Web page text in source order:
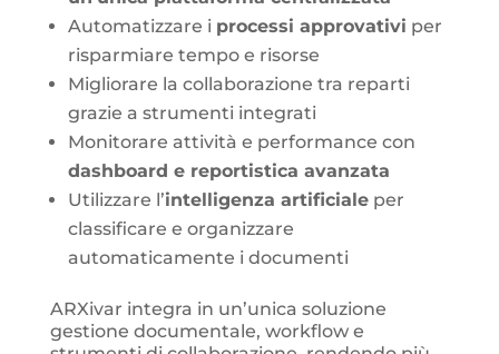
Automatizzare i processi approvativi per
risparmiare tempo e risorse
Migliorare la collaborazione tra reparti
grazie a strumenti integrati
Monitorare attività e performance con
dashboard e reportistica avanzata
Utilizzare l’intelligenza artificialeper
classificare e organizzare
automaticamente i documenti
ARXivar integra in un’unica soluzione
gestione documentale, workflow e